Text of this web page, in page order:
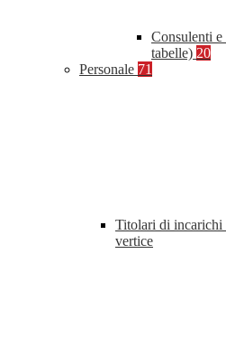
Consulenti
tabelle) 20
Personale 71
Titolari di
vertice